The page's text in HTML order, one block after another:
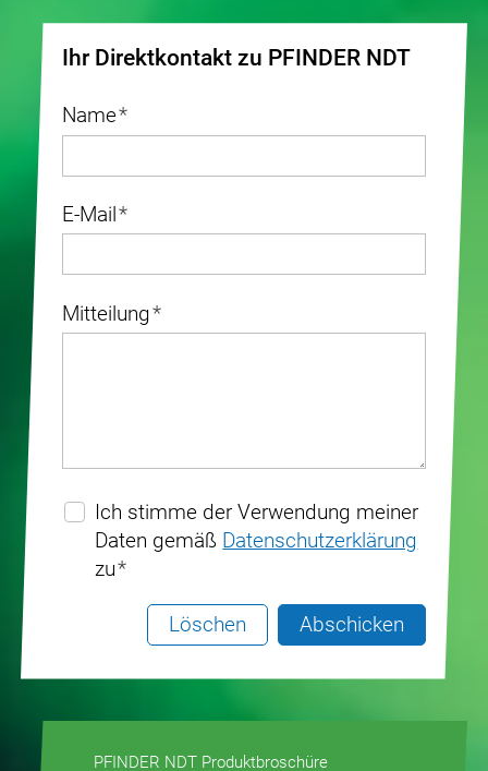
Ihr Direktkontakt zu PFINDER NDT
Name*
E-Mail*
Mitteilung*
Ich stimme der Verwendung meiner
Daten gemäß Datenschutzerklärung
zu*
Löschen Abschicken
PFINDER NDT Produktbroschüre